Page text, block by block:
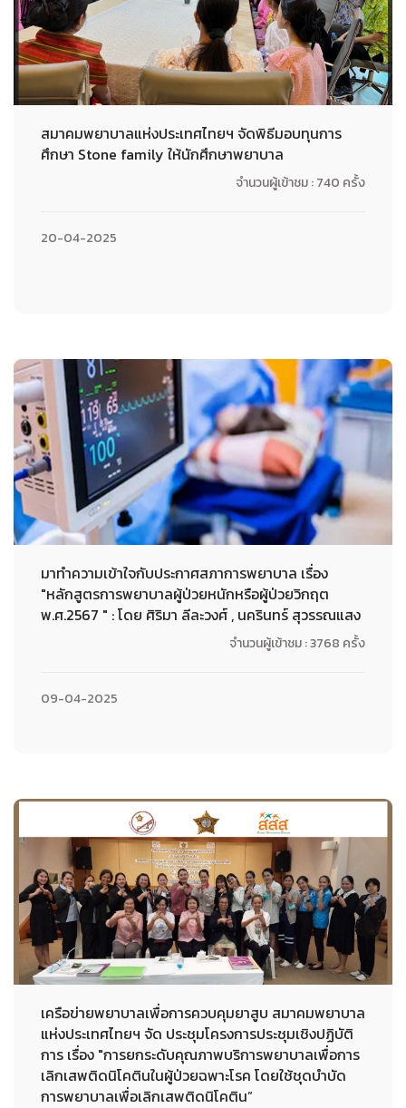
สมาคมพยาบาลแห่งประเทศไทยฯ จัดพิธีมอบทุนการ
ศึกษา Stone family ให้นักศึกษาพยาบาล
จำนวนผู้เข้าชม : 740 ครั้ง
20-04-2025
มาทำความเข้าใจกับประกาศสภาการพยาบาล เรื่อง
"หลักสูตรการพยาบาลผู้ป่วยหนักหรือผู้ป่วยวิกฤต
พ.ศ.2567 " : โดย ศิริมา ลีละวงศ์ , นครินทร์ สุวรรณแสง
จำนวนผู้เข้าชม : 3768 ครั้ง
09-04-2025
เครือข่ายพยาบาลเพื่อการควบคุมยาสูบ สมาคมพยาบาล
แห่งประเทศไทยฯ จัด ประชุมโครงการประชุมเชิงปฏิบัติ
การ เรื่อง "การยกระดับคุณภาพบริการพยาบาลเพื่อการ
เลิกเสพติดนิโคตินในผู้ป่วยฉพาะโรค โดยใช้ชุดบำบัด
การพยาบาลเพื่อเลิกเสพติดนิโคติน”